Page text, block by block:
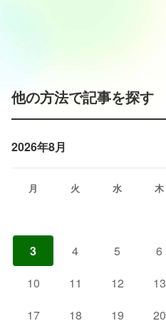
他の方法で記事を探す
2026年8月
月 火 水 木
3
4 5 6
10
11 12 13
17
18 19 20